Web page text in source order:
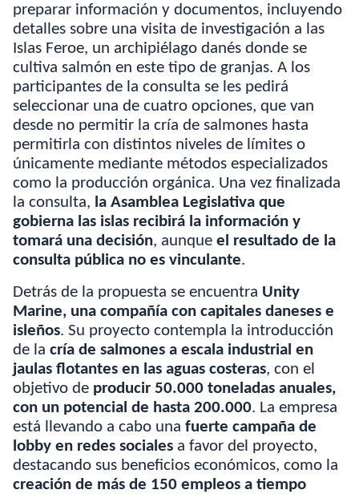
preparar información y documentos, incluyendo
detalles sobre una visita de investigación a las
Islas Feroe, un archipiélago danés donde se
cultiva salmón en este tipo de granjas. A los
participantes de la consulta se les pedirá
seleccionar una de cuatro opciones, que van
desde no permitir la cría de salmones hasta
permitirla con distintos niveles de límites o
únicamente mediante métodos especializados
como la producción orgánica. Una vez finalizada
la consulta, la Asamblea Legislativa que
gobierna las islas recibirá la información y
tomará una decisión, aunque el resultado de la
consulta pública no es vinculante.
Detrás de la propuesta se encuentra Unity
Marine, una compañía con capitales daneses e
isleños. Su proyecto contempla la introducción
de la cría de salmones a escala industrial en
jaulas flotantes en las aguas costeras, con el
objetivo de producir 50.000 toneladas anuales,
con un potencial de hasta 200.000. La empresa
está llevando a cabo una fuerte campaña de
lobby en redes sociales a favor del proyecto,
destacando sus beneficios económicos, como la
creación de más de 150 empleos a tiempo